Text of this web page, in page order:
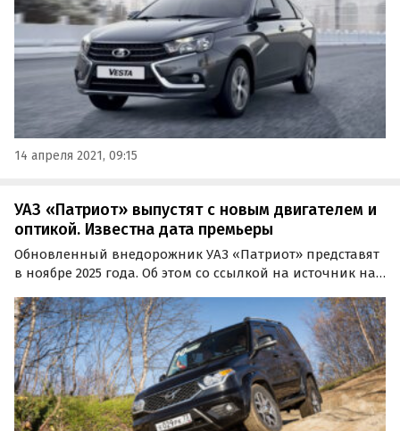
14 апреля 2021, 09:15
УАЗ «Патриот» выпустят с новым двигателем и
оптикой. Известна дата премьеры
Обновленный внедорожник УАЗ «Патриот» представят
в ноябре 2025 года. Об этом со ссылкой на источник на
Сообщается, что новая версия модели получит как
бензиновый, так и дизельный двигатели.